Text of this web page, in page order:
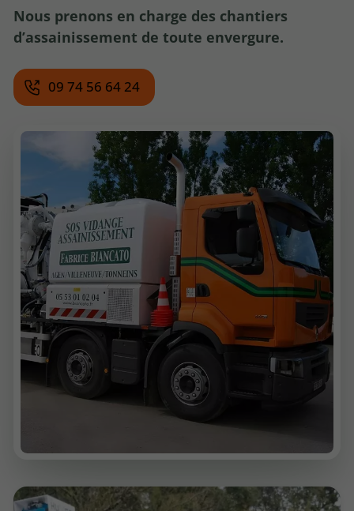
Nous prenons en charge des chantiers
d’assainissement de toute envergure.
09 74 56 64 24